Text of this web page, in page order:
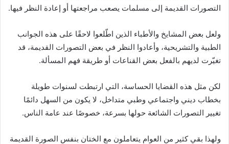
التصورات القديمة إلى مسلمات يصعب مراجعتها أو إعادة النظر فيها.
ولعل بعض المشايخ والأطباء الذين اطّلعوا لاحقًا على هذه الجوانب
الطبية والتشريحية، وأعادوا النظر في بعض التصورات القديمة، قد
تغيّرت لديهم بالفعل بعض القناعات أو طريقة فهم المسألة.
لكن مثل هذه القضايا الحساسة، التي ارتبطت لسنوات طويلة
بخطاب ديني واجتماعي وطبي متداخل، لا يكون من السهل دائمًا
تغيير التصورات الشائعة حولها بسرعة، خصوصًا عند عامة الناس.
ولهذا بقي كثير من العوام يتعاملون مع الختان بنفس الصورة القديمة